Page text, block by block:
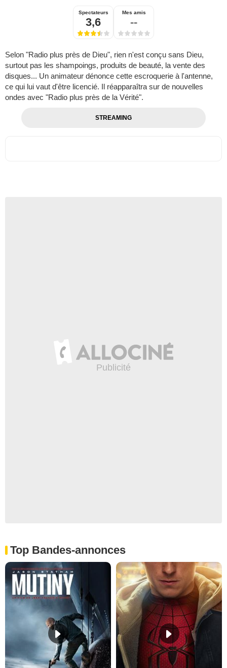
Spectateurs
3,6
Mes amis
--
Selon "Radio plus près de Dieu", rien n'est conçu sans Dieu,
surtout pas les shampoings, produits de beauté, la vente des
disques... Un animateur dénonce cette escroquerie à l'antenne,
ce qui lui vaut d'être licencié. Il réapparaîtra sur de nouvelles
ondes avec "Radio plus près de la Vérité".
STREAMING
Top Bandes-annonces